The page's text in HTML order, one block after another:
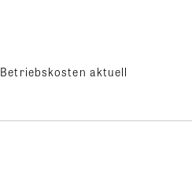
Betriebskosten aktuell